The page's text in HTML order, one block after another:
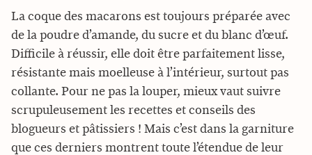
La coque des macarons est toujours préparée avec
de la poudre d’amande, du sucre et du blanc d’œuf.
Difficile à réussir, elle doit être parfaitement lisse,
résistante mais moelleuse à l’intérieur, surtout pas
collante. Pour ne pas la louper, mieux vaut suivre
scrupuleusement les recettes et conseils des
blogueurs et pâtissiers ! Mais c’est dans la garniture
que ces derniers montrent toute l’étendue de leur